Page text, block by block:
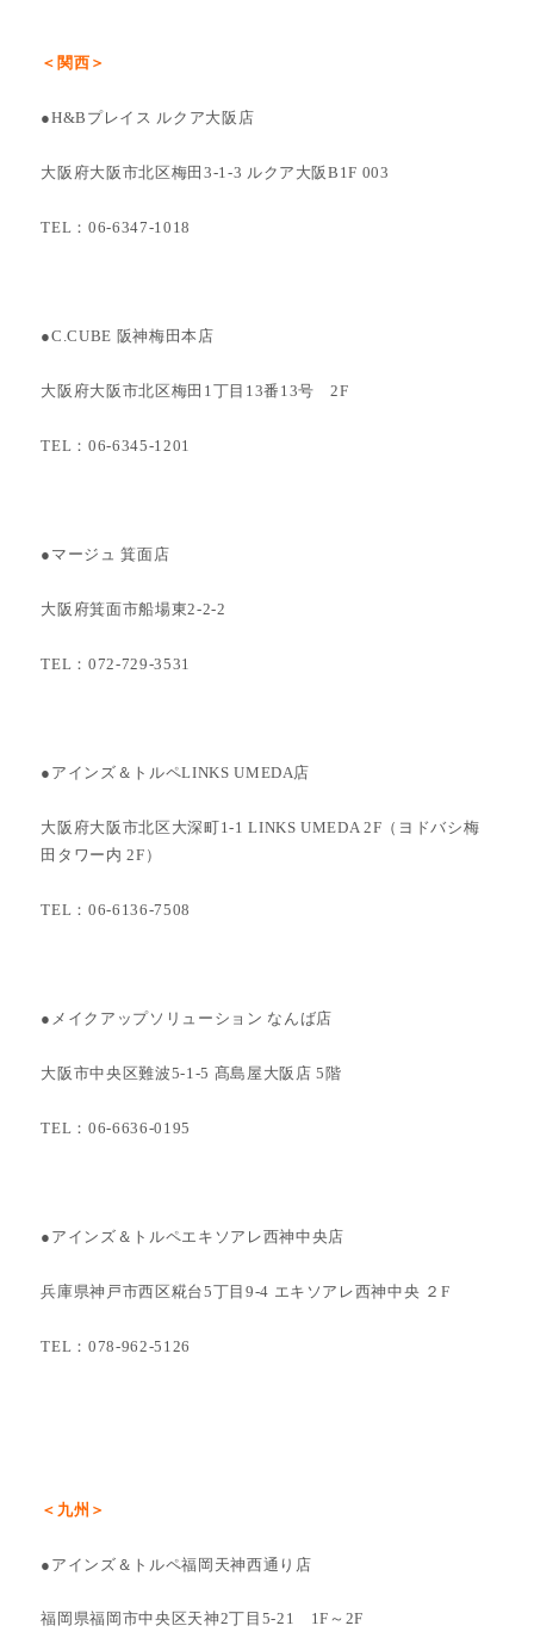
＜関西＞
●H&Bプレイス ルクア大阪店
大阪府大阪市北区梅田3-1-3 ルクア大阪B1F 003
TEL：06-6347-1018
●C.CUBE 阪神梅田本店
大阪府大阪市北区梅田1丁目13番13号 2F
TEL：06-6345-1201
●マージュ 箕面店
大阪府箕面市船場東2-2-2
TEL：072-729-3531
●アインズ＆トルペLINKS UMEDA店
大阪府大阪市北区大深町1-1 LINKS UMEDA 2F（ヨドバシ梅
田タワー内 2F）
TEL：06-6136-7508
●メイクアップソリューション なんば店
大阪市中央区難波5-1-5 髙島屋大阪店 5階
TEL：06-6636-0195
●アインズ＆トルペエキソアレ西神中央店
兵庫県神戸市西区糀台5丁目9-4 エキソアレ西神中央 ２F
TEL：078-962-5126
＜九州＞
●アインズ＆トルペ福岡天神西通り店
福岡県福岡市中央区天神2丁目5-21 1F～2F